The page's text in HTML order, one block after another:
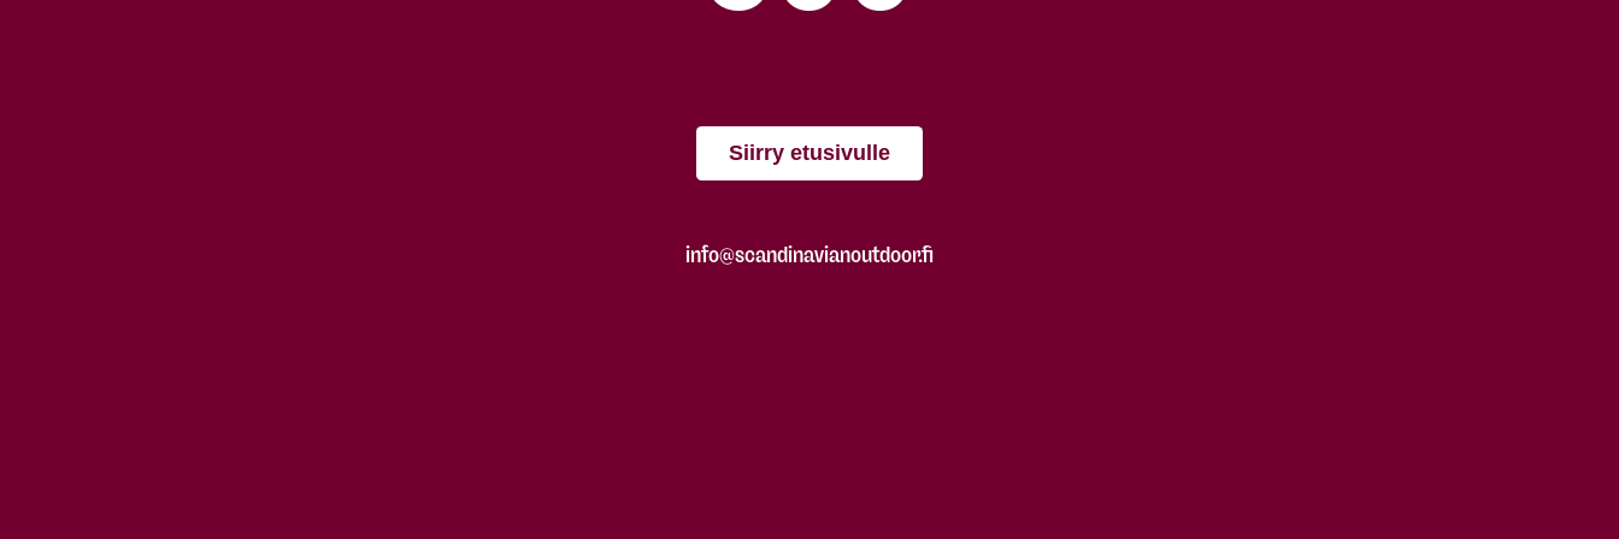
Siirry etusivulle
info@scandinavianoutdoor.fi